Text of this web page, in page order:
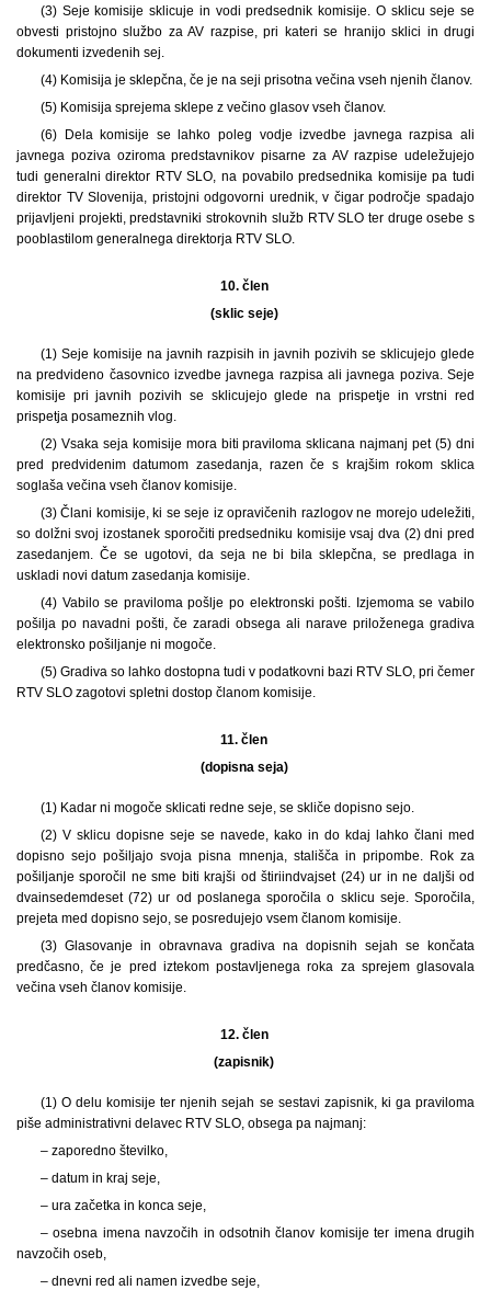
(3) Seje komisije sklicuje in vodi predsednik komisije. O sklicu seje se
obvesti pristojno službo za AV razpise, pri kateri se hranijo sklici in drugi
dokumenti izvedenih sej.
(4) Komisija je sklepčna, če je na seji prisotna večina vseh njenih članov.
(5) Komisija sprejema sklepe z večino glasov vseh članov.
(6) Dela komisije se lahko poleg vodje izvedbe javnega razpisa ali
javnega poziva oziroma predstavnikov pisarne za AV razpise udeležujejo
tudi generalni direktor RTV SLO, na povabilo predsednika komisije pa tudi
direktor TV Slovenija, pristojni odgovorni urednik, v čigar področje spadajo
prijavljeni projekti, predstavniki strokovnih služb RTV SLO ter druge osebe s
pooblastilom generalnega direktorja RTV SLO.
10. člen
(sklic seje)
(1) Seje komisije na javnih razpisih in javnih pozivih se sklicujejo glede
na predvideno časovnico izvedbe javnega razpisa ali javnega poziva. Seje
komisije pri javnih pozivih se sklicujejo glede na prispetje in vrstni red
prispetja posameznih vlog.
(2) Vsaka seja komisije mora biti praviloma sklicana najmanj pet (5) dni
pred predvidenim datumom zasedanja, razen če s krajšim rokom sklica
soglaša večina vseh članov komisije.
(3) Člani komisije, ki se seje iz opravičenih razlogov ne morejo udeležiti,
so dolžni svoj izostanek sporočiti predsedniku komisije vsaj dva (2) dni pred
zasedanjem. Če se ugotovi, da seja ne bi bila sklepčna, se predlaga in
uskladi novi datum zasedanja komisije.
(4) Vabilo se praviloma pošlje po elektronski pošti. Izjemoma se vabilo
pošilja po navadni pošti, če zaradi obsega ali narave priloženega gradiva
elektronsko pošiljanje ni mogoče.
(5) Gradiva so lahko dostopna tudi v podatkovni bazi RTV SLO, pri čemer
RTV SLO zagotovi spletni dostop članom komisije.
11. člen
(dopisna seja)
(1) Kadar ni mogoče sklicati redne seje, se skliče dopisno sejo.
(2) V sklicu dopisne seje se navede, kako in do kdaj lahko člani med
dopisno sejo pošiljajo svoja pisna mnenja, stališča in pripombe. Rok za
pošiljanje sporočil ne sme biti krajši od štiriindvajset (24) ur in ne daljši od
dvainsedemdeset (72) ur od poslanega sporočila o sklicu seje. Sporočila,
prejeta med dopisno sejo, se posredujejo vsem članom komisije.
(3) Glasovanje in obravnava gradiva na dopisnih sejah se končata
predčasno, če je pred iztekom postavljenega roka za sprejem glasovala
večina vseh članov komisije.
12. člen
(zapisnik)
(1) O delu komisije ter njenih sejah se sestavi zapisnik, ki ga praviloma
piše administrativni delavec RTV SLO, obsega pa najmanj:
– zaporedno številko,
– datum in kraj seje,
– ura začetka in konca seje,
– osebna imena navzočih in odsotnih članov komisije ter imena drugih
navzočih oseb,
– dnevni red ali namen izvedbe seje,